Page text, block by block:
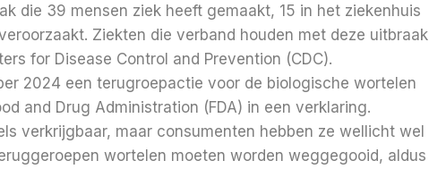
die 39 mensen ziek heeft gemaakt, 15 in het ziekenhuis
Ziekten die verband houden met deze uitbraak
for Disease Control and Prevention (CDC).
2024 een terugroepactie voor de biologische wortelen
and Drug Administration (FDA) in een verklaring.
verkrijgbaar, maar consumenten hebben ze wellicht wel
wortelen moeten worden weggegooid, aldus